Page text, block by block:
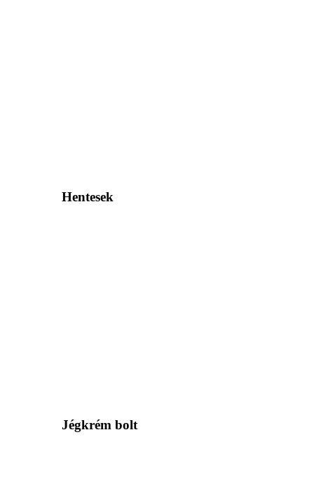
Hentesek
Jégkrém bolt